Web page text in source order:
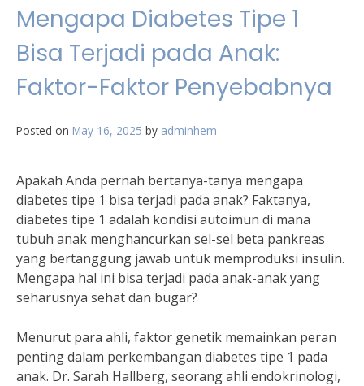
Mengapa Diabetes Tipe 1
Bisa Terjadi pada Anak:
Faktor-Faktor Penyebabnya
Posted on May 16, 2025 by adminhem
Apakah Anda pernah bertanya-tanya mengapa
diabetes tipe 1 bisa terjadi pada anak? Faktanya,
diabetes tipe 1 adalah kondisi autoimun di mana
tubuh anak menghancurkan sel-sel beta pankreas
yang bertanggung jawab untuk memproduksi insulin.
Mengapa hal ini bisa terjadi pada anak-anak yang
seharusnya sehat dan bugar?
Menurut para ahli, faktor genetik memainkan peran
penting dalam perkembangan diabetes tipe 1 pada
anak. Dr. Sarah Hallberg, seorang ahli endokrinologi,